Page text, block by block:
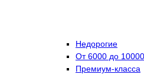
Недорогие
От 6000 до 10000
Премиум-класса